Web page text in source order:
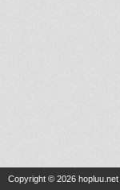
Copyright © 2026 hopluu.net